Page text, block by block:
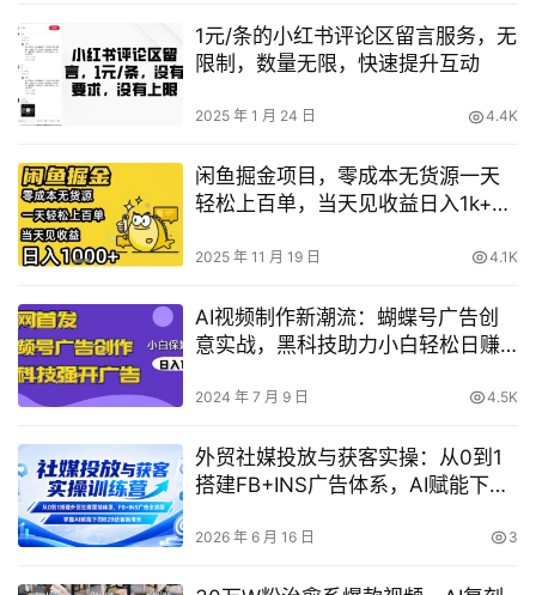
1元/条的小红书评论区留言服务，无
限制，数量无限，快速提升互动
2025 年 1 月 24 日 4.4K
闲鱼掘金项目，零成本无货源一天
轻松上百单，当天见收益日入1k+
2025 年 11 月 19 日 4.1K
AI视频制作新潮流：蝴蝶号广告创
意实战，黑科技助力小白轻松日赚
2024 年 7 月 9 日 4.5K
外贸社媒投放与获客实操：从0到1
搭建FB+INS广告体系，AI赋能下的
2026 年 6 月 16 日 3